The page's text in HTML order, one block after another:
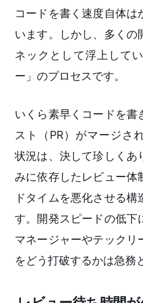
コードを書く速度自体は
います。しかし、多くの
ネックとして浮上して
ー」のプロセスです。
いくら素早くコードを書
スト（PR）がマージさ
状況は、決して珍しくあ
みに依存したレビュー体
ドタイムを悪化させる
す。開発スピードの低下
マネージャーやテックリ
をどう打破するかは急務